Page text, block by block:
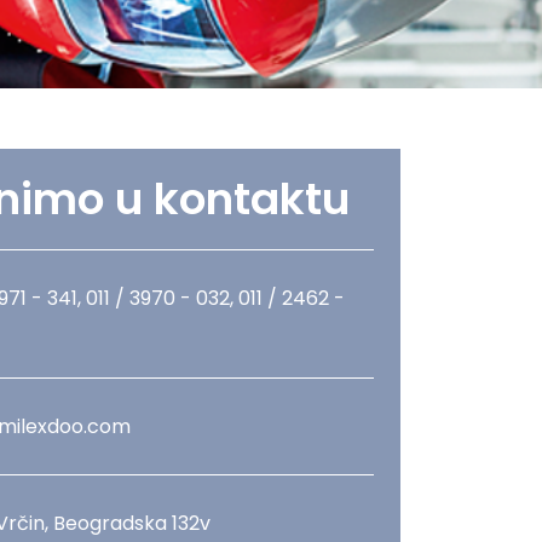
u kontaktu
- 341, 011 / 3970 - 032, 011 / 2462 -
Beogradska 132v